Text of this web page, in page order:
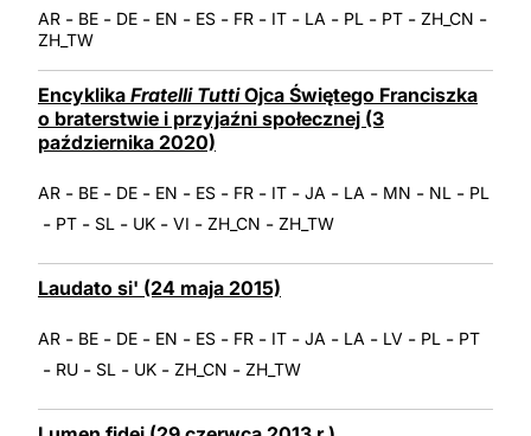
AR - BE - DE - EN - ES - FR - IT - LA - PL - PT - ZH_CN -
ZH_TW
Encyklika Fratelli TuttiOjca Świętego Franciszka
o braterstwie i przyjaźni społecznej (3
października 2020)
AR - BE - DE - EN - ES - FR - IT - JA - LA - MN - NL - PL
- PT - SL - UK - VI - ZH_CN - ZH_TW
Laudato si' (24 maja 2015)
AR - BE - DE - EN - ES - FR - IT - JA - LA - LV - PL - PT
- RU - SL - UK - ZH_CN - ZH_TW